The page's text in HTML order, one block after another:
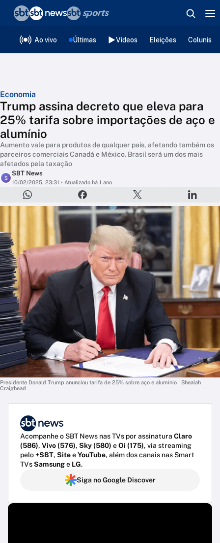
Ao vivo Últimas Vídeos Eleições
Economia
Trump assina decreto que eleva para
25% tarifa sobre importações de aço e
alumínio
Aumento vale para produtos de qualquer país, afetando também os
parceiros comerciais Canadá e México. Brasil será um dos mais
afetados pela taxação
S
SBT News
10/02/2025, 23:31 • Atualizado há 1 ano
Presidente Donald Trump anunciou tarifa de 25% sobre aço e alumínio | Shealah
Craighead
Acompanhe o SBT News nas TVs por assinatura Claro
(586), Vivo (576), Sky (580) eOi (175), via streaming
pelo+SBT, SiteeYouTube, além dos canais nas Smart
TVsSamsunge LG.
Siga no Google Discover
❮voltar
Editorias